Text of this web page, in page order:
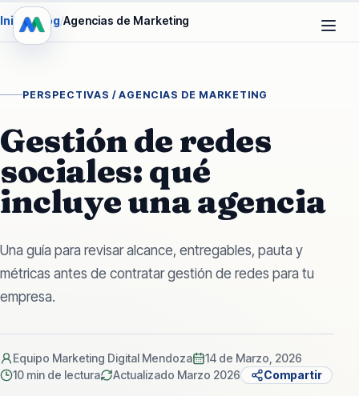
Inicio/Blog/Agencias de Marketing
PERSPECTIVAS / AGENCIAS DE MARKETING
Gestión de redes
sociales: qué
incluye una agencia
Una guía para revisar alcance, entregables, pauta y
métricas antes de contratar gestión de redes para tu
empresa.
Equipo Marketing Digital Mendoza
14 de Marzo, 2026
10 min de lectura Actualizado Marzo 2026 Compartir